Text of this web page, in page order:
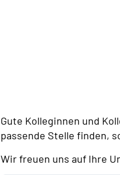
Gute Kolleginnen und
passende Stelle finden,
Wir freuen uns auf Ihre